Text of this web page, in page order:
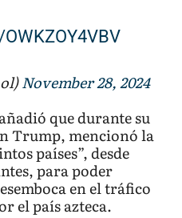
November 28, 2024
que durante su
Trump, mencionó la
países”, desde
para poder
en el tráfico
el país azteca.